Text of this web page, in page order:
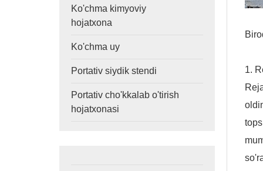
Ko'chma kimyoviy
hojatxona
Ko'chma uy
Portativ siydik stendi
Portativ cho'kkalab o'tirish
hojatxonasi
1.